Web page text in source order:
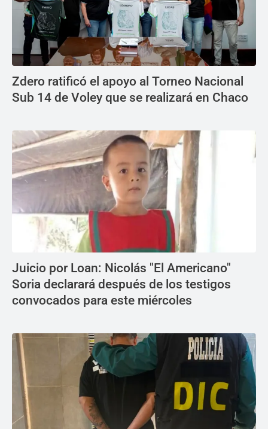
Zdero ratificó el apoyo al Torneo Nacional
Sub 14 de Voley que se realizará en Chaco
Juicio por Loan: Nicolás "El Americano"
Soria declarará después de los testigos
convocados para este miércoles